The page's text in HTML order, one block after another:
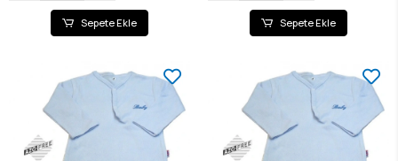
Sepete Ekle Sepete Ekle